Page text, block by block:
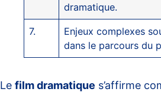
dramatique.
7.
Enjeux complexes
dans le parcours du
Le film dramatique s’affirme